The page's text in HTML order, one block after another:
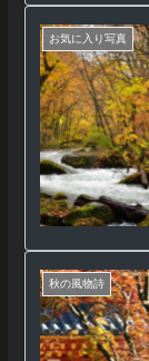
お気に入り写真
秋の風物詩